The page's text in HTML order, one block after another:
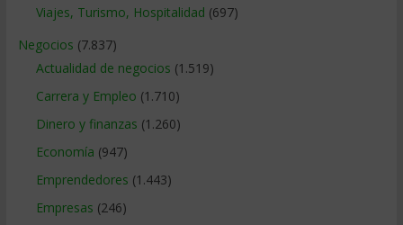
Viajes, Turismo, Hospitalidad (697)
Negocios (7.837)
Actualidad de negocios (1.519)
Carrera y Empleo (1.710)
Dinero y finanzas (1.260)
Economía (947)
Emprendedores (1.443)
Empresas (246)